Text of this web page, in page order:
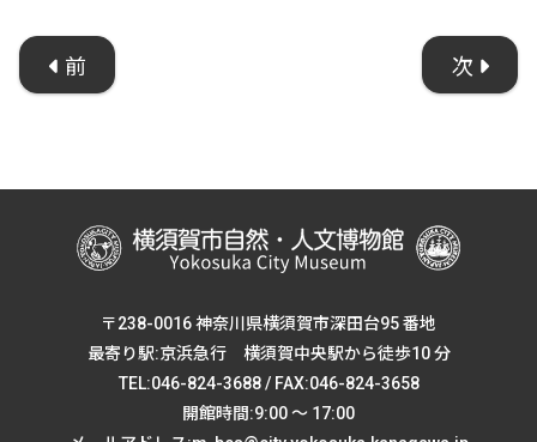
前 次
〒238-0016 神奈川県横須賀市深田台95 番地
最寄り駅:京浜急行 横須賀中央駅から徒歩10 分
TEL:046-824-3688 / FAX:046-824-3658
開館時間:9:00 ～ 17:00